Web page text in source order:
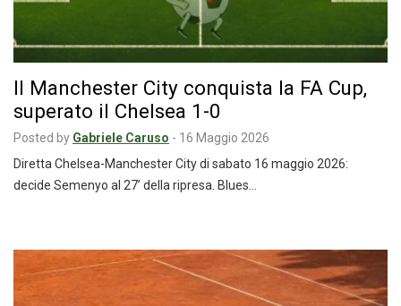
Il Manchester City conquista la FA Cup,
superato il Chelsea 1-0
Posted by Gabriele Caruso - 16 Maggio 2026
Diretta Chelsea-Manchester City di sabato 16 maggio 2026:
decide Semenyo al 27’ della ripresa. Blues…